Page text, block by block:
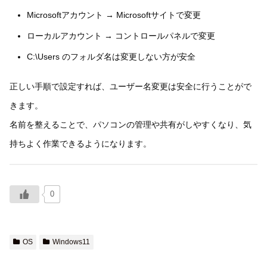
Microsoftアカウント → Microsoftサイトで変更
ローカルアカウント → コントロールパネルで変更
C:\Users のフォルダ名は変更しない方が安全
正しい手順で設定すれば、ユーザー名変更は安全に行うことがで
きます。
名前を整えることで、パソコンの管理や共有がしやすくなり、気
持ちよく作業できるようになります。
0
OS Windows11